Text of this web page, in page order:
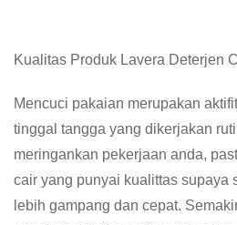
Kualitas Produk Lavera Deterjen
Mencuci pakaian merupakan
tinggal tangga yang dikerjakan
meringankan pekerjaan anda,
cair yang punyai kualittas supaya
lebih gampang dan cepat.